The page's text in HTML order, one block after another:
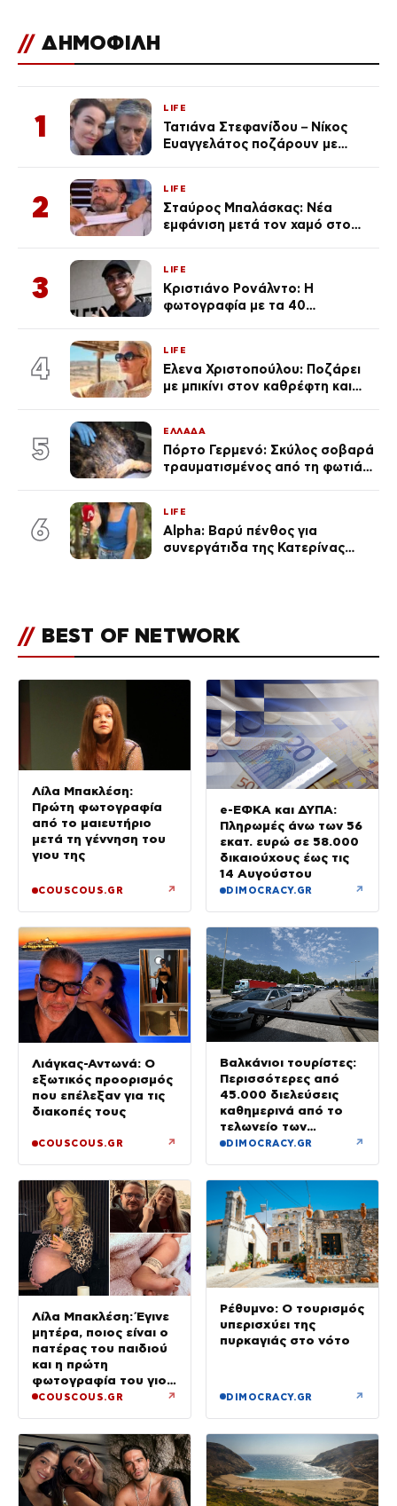
// ΔΗΜΟΦΙΛΗ
1
LIFE
Τατιάνα Στεφανίδου – Νίκος
Ευαγγελάτος ποζάρουν με
2
LIFE
Σταύρος Μπαλάσκας: Νέα
εμφάνιση μετά τον χαμό στο
3
LIFE
Κριστιάνο Ρονάλντο: Η
φωτογραφία με τα 40
εκ. likes
4
LIFE
Έλενα Χριστοπούλου: Ποζάρει
με μπικίνι στον καθρέφτη και
καθεμία…» (Βίντεο)
5
ΕΛΛΑΔΑ
Πόρτο Γερμενό: Σκύλος σοβαρά
τραυματισμένος από τη φωτιά
6
LIFE
Alpha: Βαρύ πένθος για
συνεργάτιδα της Κατερίνας
// BEST OF NETWORK
Λίλα Μπακλέση:
Πρώτη φωτογραφία
από το μαιευτήριο
μετά τη γέννηση του
γιου της
COUSCOUS.GR ↗
e-ΕΦΚΑ και ΔΥΠΑ:
Πληρωμές άνω των 56
εκατ. ευρώ σε 58.000
δικαιούχους έως τις
14 Αυγούστου
DIMOCRACY.GR ↗
Λιάγκας-Αντωνά: Ο
εξωτικός προορισμός
που επέλεξαν για τις
διακοπές τους
COUSCOUS.GR ↗
Βαλκάνιοι τουρίστες:
Περισσότερες από
45.000 διελεύσεις
καθημερινά από το
τελωνείο των
Ευζώνων
DIMOCRACY.GR ↗
Λίλα Μπακλέση: Έγινε
μητέρα, ποιος είναι ο
πατέρας του παιδιού
και η πρώτη
φωτογραφία του γιου
τους
COUSCOUS.GR ↗
Ρέθυμνο: Ο τουρισμός
υπερισχύει της
πυρκαγιάς στο νότο
DIMOCRACY.GR ↗